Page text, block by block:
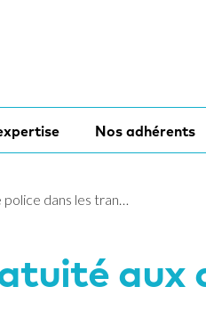
Nos adhérents
police dans les tran…
aux